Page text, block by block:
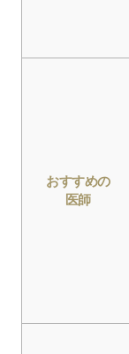
おすすめの
医師